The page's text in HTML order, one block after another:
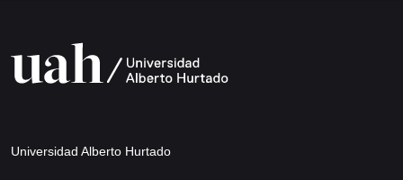
Universidad Alberto Hurtado